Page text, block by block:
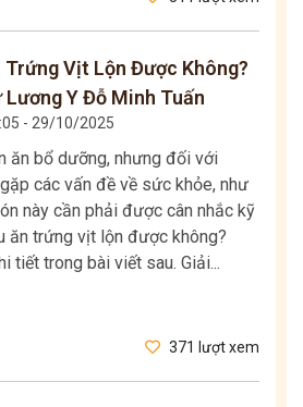
Vịt Lộn Được Không?
Lương Y Đỗ Minh Tuấn
- 29/10/2025
ăn bổ dưỡng, nhưng đối với
các vấn đề về sức khỏe, như
này cần phải được cân nhắc kỹ
ăn trứng vịt lộn được không?
tiết trong bài viết sau. Giải...
371 lượt xem